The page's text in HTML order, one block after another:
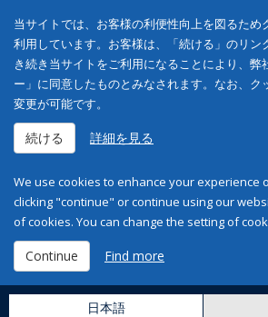
当サイトでは、お客様の利便性向上を図るため
利用しています。お客様は、「続ける」のリン
き続き当サイトをご利用になることにより、弊
ー」に同意したものとみなされます。なお、ク
変更が可能です。
続ける 詳細を見る
We use cookies to enhance your experience
clicking "continue" or continue using our
of cookies. You can change the setting of
Continue Find more
日本語